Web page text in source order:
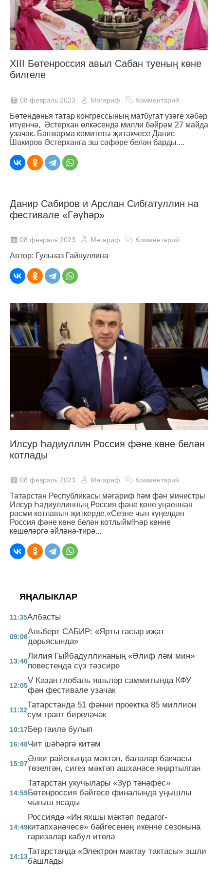
XIII Бөтенроссия авыл Сабан туеның көне
билгеле
08 февраль 2023 Мәгариф Комментарий
Бөтендөнья татар конгрессының матбугат үзәге хәбәр
итүенчә, Әстерхан өлкәсендә милли бәйрәм 27 майда
узачак. Башкарма комитеты җитәкчесе Данис
Шакиров Әстерханга эш сәфәре белән барды....
Данир Сабиров и Арслан Сибгатуллин на
фестивале «Гәүһәр»
08 февраль 2023 Мәгариф Комментарий
Автор: Гульназ Гайнуллина
Илсур Һадиуллин Россия фәне көне белән
котлады
08 февраль 2023 Мәгариф Комментарий
Татарстан Республикасы мәгариф һәм фән министры
Илсур Һадиуллинның Россия фәне көне уңаеннан
рәсми котлавын җиткерде.«Сезне чын күңелдән
Россия фәне көне белән котлыйм!Һәр көнне
кешеләргә әйләнә-тирә...
ЯҢАЛЫКЛАР
11:35Албасты
09:06
Альберт САБИР: «Ярты гасыр иҗат
дәрьясында»
13:40
Лилия Гыйбадуллинаның «Әлиф ләм мин»
повестенда сүз тәэсире
12:05
V Казан глобаль яшьләр саммитында КФУ
фән фестивале узачак
11:32
Татарстанда 51 фәнни проектка 85 миллион
сум грант биреләчәк
10:17Бер гаилә булып
16:48Чит шәһәргә китәм
15:07
Әлки районында мәктәп, балалар бакчасы
төзелгән, сигез мәктәп ашханәсе яңартылган
14:59
Татарстан укучылары «Зур тәнәфес»
Бөтенроссия бәйгесе финалында уңышлы
чыгыш ясады
14:49
Россиядә «Иң яхшы мәктәп педагог-
китапханәчесе» бәйгесенең икенче сезонына
гаризалар кабул ителә
14:13
Татарстанда «Электрон мактау тактасы» эшли
башлады